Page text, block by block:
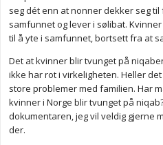
seg dét enn at nonner dekker seg
samfunnet og lever i sølibat.
til å yte i samfunnet, bortsett fra at
Det at kvinner blir tvunget på
ikke har rot i virkeligheten. Heller
store problemer med familien. Har
kvinner i Norge blir tvunget på
dokumentaren, jeg vil veldig gjerne
der.